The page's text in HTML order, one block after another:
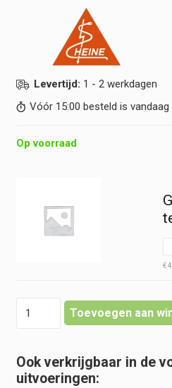
Levertijd: 1 - 2 werkdagen
Vóór 15:00 besteld is
Op voorraad
€
Otoscoop
LED
Toevoegen aan
Ook verkrijgbaar in de
uitvoeringen: